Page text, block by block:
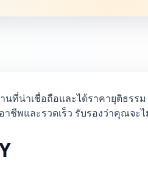
ที่น่าเชื่อถือและได้ราคายุติธร
ชีพและรวดเร็ว รับรองว่าคุณจ